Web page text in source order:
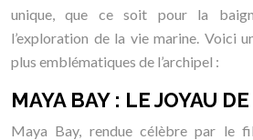
unique, que ce soit pour la
l’exploration de la vie marine. Voici
plus emblématiques de l’archipel :
MAYA BAY : LE JOYAU
Maya Bay, rendue célèbre par le